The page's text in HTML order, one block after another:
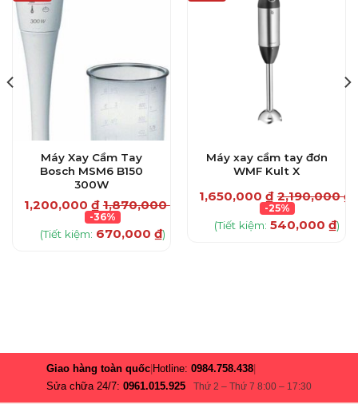
Máy Xay Cầm Tay
Bosch MSM6 B150
300W
1,200,000 ₫ 1,870,000₫
-36%
(Tiết kiệm: 670,000₫)
Máy xay cầm tay đơn
WMF Kult X
1,650,000 ₫ 2,190,000₫
-25%
(Tiết kiệm:540,000₫)
Giao hàng toàn quốc Hotline:0984.758.438
Sửa chữa 24/7:0961.015.925 Thứ 2 – Thứ 7 8:00 – 17:30